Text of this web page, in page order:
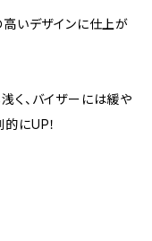
高いデザインに仕上が
く、バイザーには緩や
にUP！